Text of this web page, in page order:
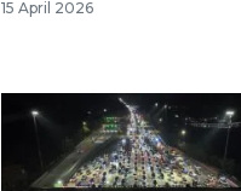
15 April 2026